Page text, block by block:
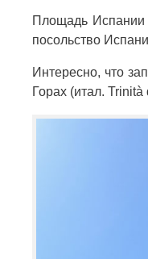
Площадь Испании
посольство
Интересно, что
Горах (итал.